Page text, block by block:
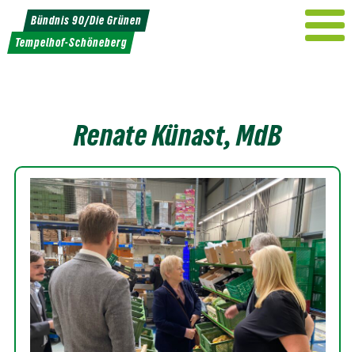
Weiter
zum
Inhalt
Bündnis 90/Die Grünen
Tempelhof-Schöneberg
Renate Künast, MdB